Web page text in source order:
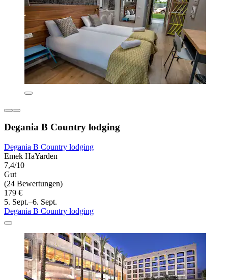
Degania B Country lodging
Degania B Country lodging
Emek HaYarden
7,4/10
Gut
(24 Bewertungen)
179 €
5. Sept.–6. Sept.
Degania B Country lodging